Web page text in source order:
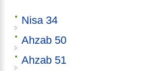
Nisa 34
Ahzab 50
Ahzab 51